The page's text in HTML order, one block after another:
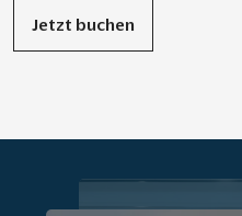
Jetzt buchen